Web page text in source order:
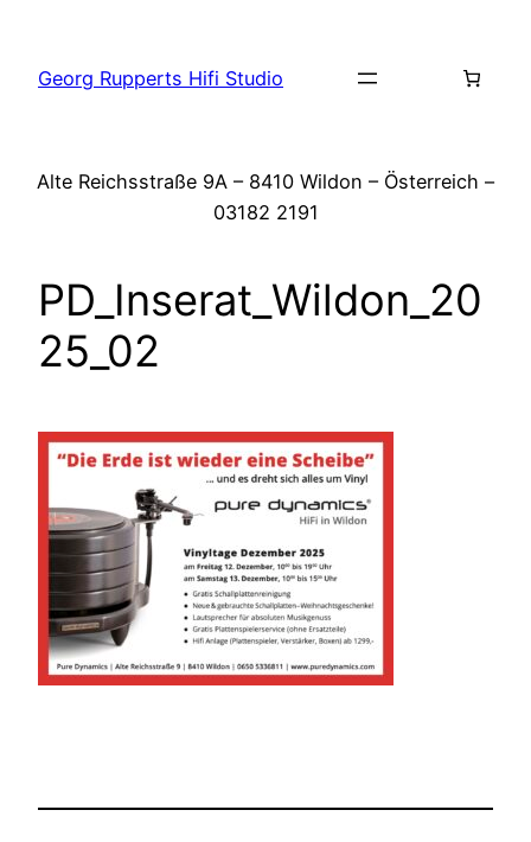
springen
Georg Rupperts Hifi Studio
Alte Reichsstraße 9A – 8410 Wildon – Österreich –
03182 2191
PD_Inserat_Wildon_20
25_02